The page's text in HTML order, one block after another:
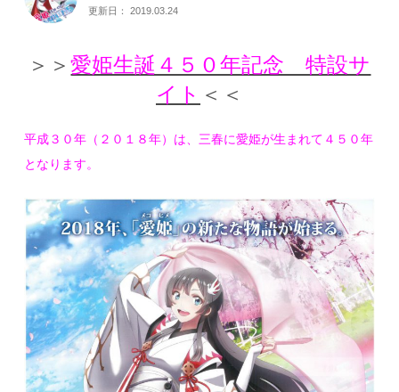
更新日： 2019.03.24
＞＞愛姫生誕４５０年記念 特設サ
イト ＜＜
平成３０年（２０１８年）は、三春に愛姫が生まれて４５０年
となります。